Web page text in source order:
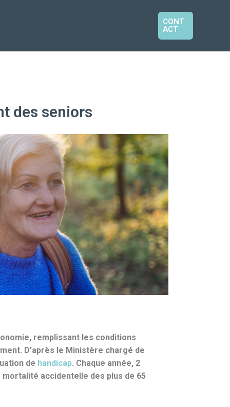
CONT
ACT
des seniors
remplissant les conditions
D’après le Ministère chargé de
de handicap. Chaque année, 2
accidentelle des plus de 65